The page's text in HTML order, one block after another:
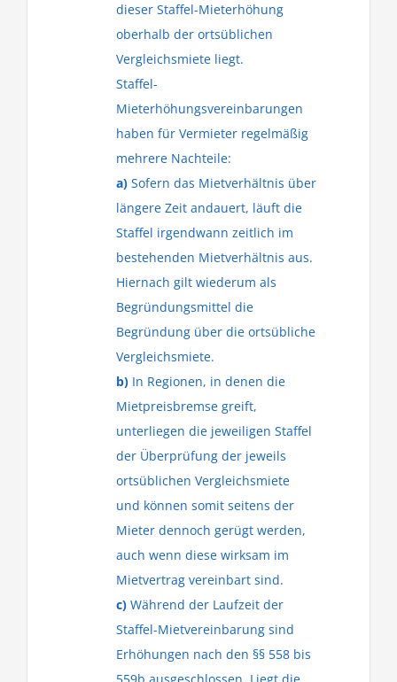
dieser Staffel-Mieterhöhung
oberhalb der ortsüblichen
Vergleichsmiete liegt.
Staffel-
Mieterhöhungsvereinbarungen
haben für Vermieter regelmäßig
mehrere Nachteile:
a) Sofern das Mietverhältnis über
längere Zeit andauert, läuft die
Staffel irgendwann zeitlich im
bestehenden Mietverhältnis aus.
Hiernach gilt wiederum als
Begründungsmittel die
Begründung über die ortsübliche
Vergleichsmiete.
b) In Regionen, in denen die
Mietpreisbremse greift,
unterliegen die jeweiligen Staffel
der Überprüfung der jeweils
ortsüblichen Vergleichsmiete
und können somit seitens der
Mieter dennoch gerügt werden,
auch wenn diese wirksam im
Mietvertrag vereinbart sind.
c) Während der Laufzeit der
Staffel-Mietvereinbarung sind
Erhöhungen nach den §§ 558 bis